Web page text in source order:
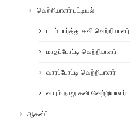
வெற்றியாளர் பட்டியல்
படம் பார்த்து கவி வெற்றியாளர்
மாதப்போட்டி வெற்றியாளர்
வாரப்போட்டி வெற்றியாளர்
வாரம் நாலு கவி வெற்றியாளர்
ஆகஸ்ட்